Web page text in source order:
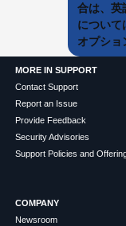
合は、英
につい
オプショ
MORE IN SUPPORT
Contact Support
Report an Issue
Provide Feedback
Security Advisories
Support Policies and
COMPANY
Newsroom